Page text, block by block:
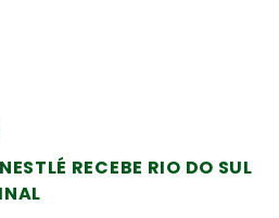
RECEBE RIO DO SUL